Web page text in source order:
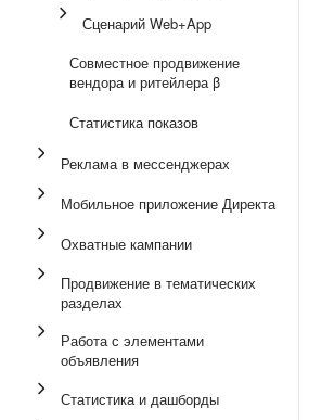
Сценарий Web+App
Совместное продвижение
вендора и ритейлера β
Статистика показов
Реклама в мессенджерах
Мобильное приложение Директа
Охватные кампании
Продвижение в тематических
разделах
Работа с элементами
объявления
Статистика и дашборды